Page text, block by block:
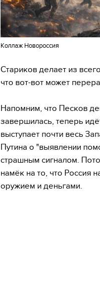
Коллаж Новороссия
Стариков делает из
что вот-вот может
Напомним, что Песков
завершилась, теперь
выступает почти весь
Путина о "выявлении
страшным сигналом.
намёк на то, что Россия
оружием и деньгами.